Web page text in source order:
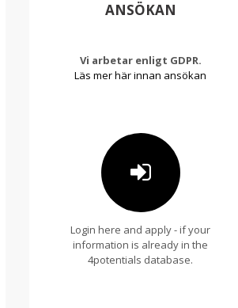
ANSÖKAN
Vi arbetar enligt GDPR.
Läs mer här innan ansökan
Login here and apply - if your
information is already in the
4potentials database.